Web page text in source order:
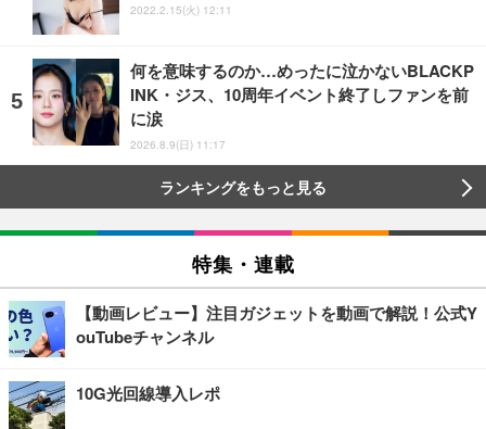
2022.2.15(火) 12:11
何を意味するのか…めったに泣かないBLACKP
INK・ジス、10周年イベント終了しファンを前
に涙
2026.8.9(日) 11:17
ランキングをもっと見る
特集・連載
【動画レビュー】注目ガジェットを動画で解説！公式Y
ouTubeチャンネル
10G光回線導入レポ